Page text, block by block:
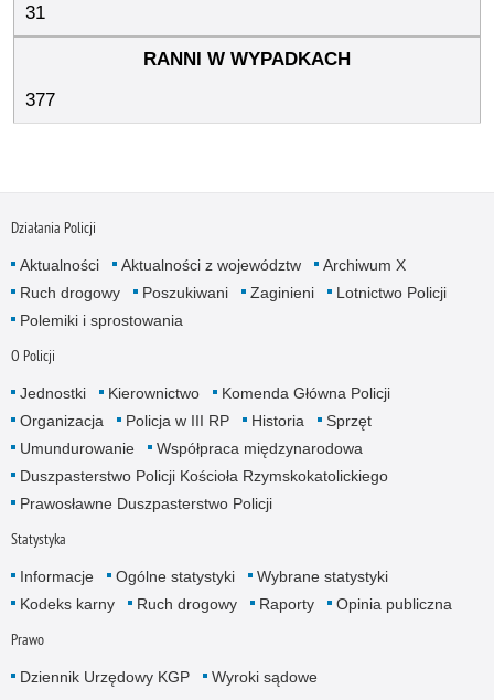
31
377
Działania Policji
Aktualności Aktualności z województw
Archiwum X
Ruch drogowy
Poszukiwani Zaginieni
Lotnictwo Policji
Polemiki i sprostowania
O Policji
Jednostki Kierownictwo
Komenda Główna Policji
Organizacja
Policja w III RP Historia
Sprzęt
Umundurowanie
Współpraca międzynarodowa
Duszpasterstwo Policji Kościoła Rzymskokatolickiego
Prawosławne Duszpasterstwo Policji
Statystyka
Informacje Ogólne statystyki
Wybrane statystyki
Kodeks karny
Ruch drogowy Raporty Opinia publiczna
Prawo
Dziennik Urzędowy KGP Wyroki sądowe